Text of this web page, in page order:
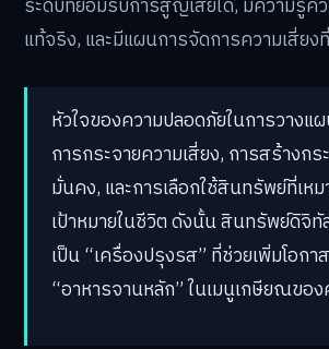
ระดับที่ยอมรับการสูญเสียได้, มีความรู้คว
แท้จริง, และมีแผนการจัดการความเสี่ยง
หัวใจของความปลอดภัยในการวาง
การกระจายความเสี่ยง, การสร้างก
มั่นคง, และการเลือกใช้สินทรัพย์ที่เห
เป้าหมายในชีวิต ดังนั้น สินทรัพย์ดิจิ
เป็น “เครื่องปรุงรส” ที่ช่วยเพิ่มโอกา
“อาหารจานหลัก” ในเมนูเกษียณขอ